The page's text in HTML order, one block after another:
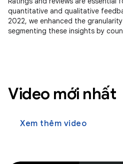
quantitative and qualitative
2022, we enhanced the
segmenting these insights by
Video mới nhất
Xem thêm video